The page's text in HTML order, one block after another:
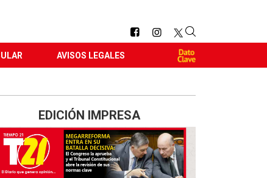
AVISOS LEGALES
EDICIÓN IMPRESA